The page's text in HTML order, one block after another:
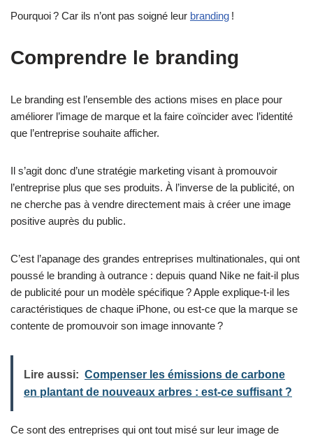
Pourquoi ? Car ils n’ont pas soigné leur branding !
Comprendre le branding
Le branding est l’ensemble des actions mises en place pour
améliorer l’image de marque et la faire coïncider avec l’identité
que l’entreprise souhaite afficher.
Il s’agit donc d’une stratégie marketing visant à promouvoir
l’entreprise plus que ses produits. À l’inverse de la publicité, on
ne cherche pas à vendre directement mais à créer une image
positive auprès du public.
C’est l’apanage des grandes entreprises multinationales, qui ont
poussé le branding à outrance : depuis quand Nike ne fait-il plus
de publicité pour un modèle spécifique ? Apple explique-t-il les
caractéristiques de chaque iPhone, ou est-ce que la marque se
contente de promouvoir son image innovante ?
Lire aussi: Compenser les émissions de carbone
en plantant de nouveaux arbres : est-ce suffisant ?
Ce sont des entreprises qui ont tout misé sur leur image de